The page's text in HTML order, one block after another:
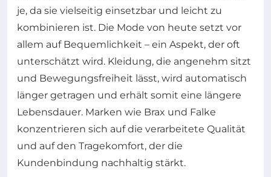
je, da sie vielseitig einsetzbar und leicht zu
kombinieren ist. Die Mode von heute setzt vor
allem auf Bequemlichkeit – ein Aspekt, der oft
unterschätzt wird. Kleidung, die angenehm sitzt
und Bewegungsfreiheit lässt, wird automatisch
länger getragen und erhält somit eine längere
Lebensdauer. Marken wie Brax und Falke
konzentrieren sich auf die verarbeitete Qualität
und auf den Tragekomfort, der die
Kundenbindung nachhaltig stärkt.